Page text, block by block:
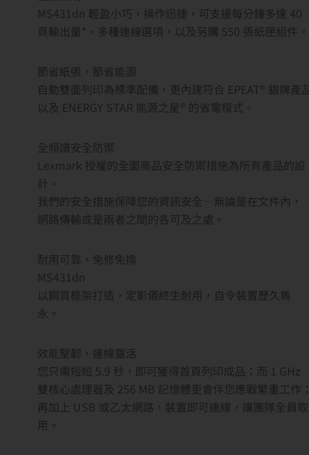
MS431dn 輕盈小巧，操作迅捷，可支援每分鐘多達 40
頁輸出量*、多種連線選項，以及另購 550 張紙匣組件。
節省紙張，節省能源
自動雙面列印為標準配備，更內建符合 EPEAT® 銀牌產
以及 ENERGY STAR 能源之星® 的省電模式。
全頻譜安全防禦
Lexmark 授權的全面商品安全防禦措施為所有產品的設
計。
我們的安全措施保障您的資訊安全—無論是在文件內，
網路傳輸或是兩者之間的各可及之處。
耐用可靠，免修免換
MS431dn
以鋼質框架打造，定影儀終生耐用，自令裝置歷久雋
永。
效能堅韌，連線靈活
您只需短短 5.9 秒，即可獲得首頁列印成品；而 1 GHz
雙核心處理器及 256 MB 記憶體更會伴您應戰繁重工作
再加上 USB 或乙太網路，裝置即可連線，讓團隊全員取
用。